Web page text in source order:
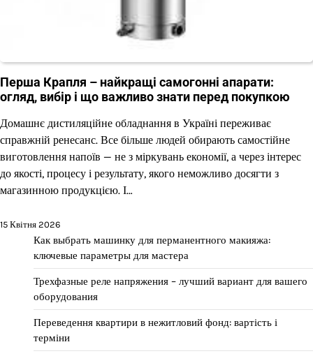
Перша Крапля – найкращі самогонні апарати:
огляд, вибір і що важливо знати перед покупкою
Домашнє дистиляційне обладнання в Україні переживає
справжній ренесанс. Все більше людей обирають самостійне
виготовлення напоїв — не з міркувань економії, а через інтерес
до якості, процесу і результату, якого неможливо досягти з
магазинною продукцією. І…
15 Квітня 2026
Как выбрать машинку для перманентного макияжа:
ключевые параметры для мастера
Трехфазные реле напряжения – лучший вариант для вашего
оборудования
Переведення квартири в нежитловий фонд: вартість і
терміни